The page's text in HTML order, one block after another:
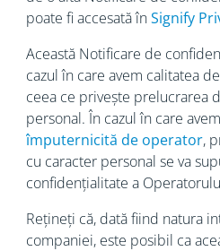
poate fi accesată înSignify
Această Notificare de
cazul în care avem calitatea
ceea ce privește prelucrarea
personal. În cazul în care
împuternicită de operator,
cu caracter personal se va
confidențialitate a
Rețineți că, dată fiind natura
companiei, este posibil ca